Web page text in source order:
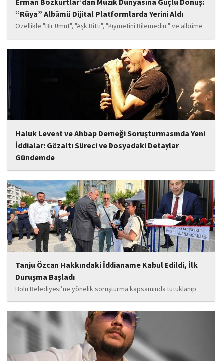
Erman Bozkurtlar’dan Müzik Dünyasına Güçlü Dönüş:
“Rüya” Albümü Dijital Platformlarda Yerini Aldı
Özellikle "Bir Umut", "Aşk Bitti", "Kıymetini Bilemedim" ve albüme
adını veren "Rüya" parçalarının kısa süre içerisinde öne çıkan
eserler arasında yer alması bekleniyor. Albüm, sanatçının önceki
çalışmalarına göre daha olgun,...
Haluk Levent ve Ahbap Derneği Soruşturmasında Yeni
İddialar: Gözaltı Süreci ve Dosyadaki Detaylar
Gündemde
İstanbul Cumhuriyet Başsavcılığı tarafından yürütülen ve Haluk
Levent ile kurucusu olduğu Ahbap Derneği'ni kapsadığı belirtilen
soruşturmaya ilişkin yeni iddialar gündeme geldi. Edinilen
bilgilere göre, soruşturmanın ani bir operasyonla değil, aylar...
Tanju Özcan Hakkındaki İddianame Kabul Edildi, İlk
Duruşma Başladı
Bolu Belediyesi’ne yönelik soruşturma kapsamında tutuklanıp
belediye başkanlığı görevinden uzaklaştırılan Tanju Özcan’ın da
aralarında bulunduğu 6’sı tutuklu 19 sanığın yargılandığı dava
başladı.